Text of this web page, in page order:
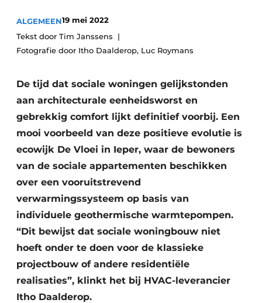
Vacatures
Video’s
Bedrijven
Contact
Akoestiek
Beton & Staalbouw
Brandveiligheid
BIM
Evenementen
Dak & Gevel
Houtbouw
HVAC
Interieurarchitectuur
Keukens
Renovatie
ALGEMEEN19 mei 2022
Tekst door Tim Janssens
Fotografie door Itho Daalderop, Luc Roymans
De tijd dat sociale woningen gelijkstonden
aan architecturale eenheidsworst en
gebrekkig comfort lijkt definitief voorbij. Een
mooi voorbeeld van deze positieve evolutie is
ecowijk De Vloei in Ieper, waar de bewoners
van de sociale appartementen beschikken
over een vooruitstrevend
verwarmingssysteem op basis van
individuele geothermische warmtepompen.
“Dit bewijst dat sociale woningbouw niet
hoeft onder te doen voor de klassieke
projectbouw of andere residentiële
realisaties”, klinkt het bij HVAC-leverancier
Itho Daalderop.